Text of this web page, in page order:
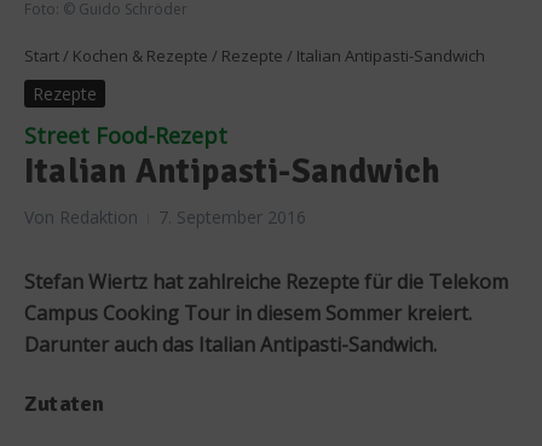
Foto: © Guido Schröder
Start / Kochen & Rezepte / Rezepte / Italian Antipasti-Sandwich
Rezepte
Street Food-Rezept
Italian Antipasti-Sandwich
Von Redaktion 7. September 2016
Stefan Wiertz hat zahlreiche Rezepte für die Telekom
Campus Cooking Tour in diesem Sommer kreiert.
Darunter auch das Italian Antipasti-Sandwich.
Zutaten